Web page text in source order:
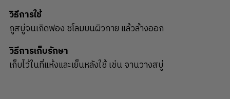
วิธีการใช้
ถูสบู่จนเกิดฟอง ชโลมบนผิวกาย แล้วล้างออก
วิธีการเก็บรักษา
เก็บไว้ในที่แห้งและเย็นหลังใช้ เช่น จานวางสบู่